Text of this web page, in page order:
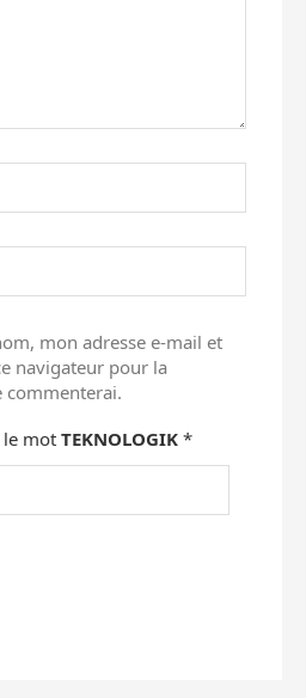
mon adresse e-mail et
navigateur pour la
commenterai.
le mot TEKNOLOGIK *